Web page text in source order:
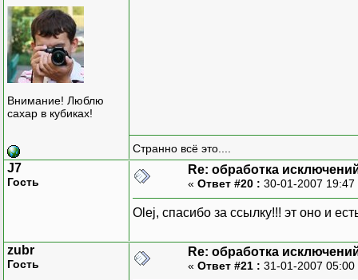
Внимание! Люблю
сахар в кубиках!
Странно всё это....
J7
Гость
Re: обработка
« Ответ #20 : 30-01-2007
Olej, спасибо за ссылку!!! эт оно и
zubr
Гость
Re: обработка
« Ответ #21 : 31-01-2007